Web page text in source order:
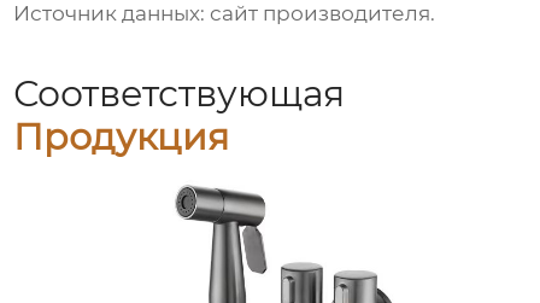
Источник данных: сайт производителя.
Соответствующая
Продукция